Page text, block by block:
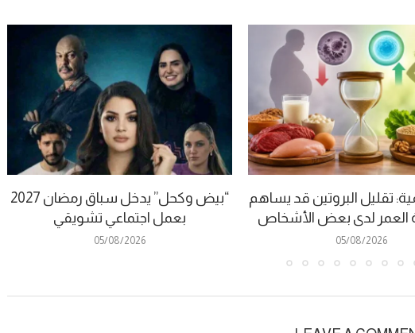
تقليل البروتين قد يساهم
العمر لدى بعض الأشخاص
05/08/2026
“بيض وكحل” يدخل سباق رمضان 2027
بعمل اجتماعي تشويقي
05/08/2026